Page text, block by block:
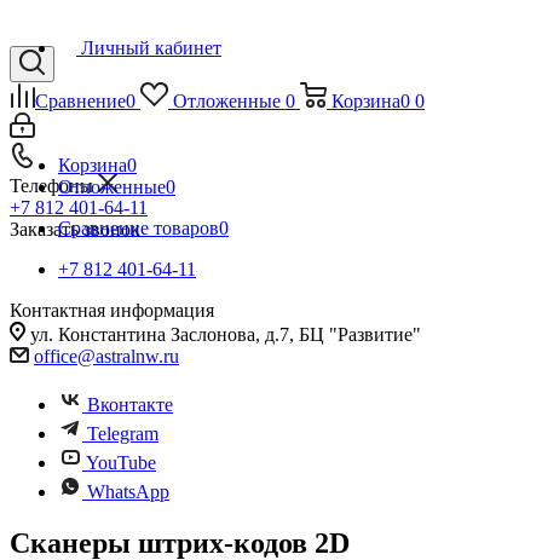
Сравнение0 Отложенные 0 Корзина0 0
Телефоны
+7 812 401-64-11
Заказать звонок
Личный кабинет
Корзина0
Отложенные0
Сравнение товаров0
+7 812 401-64-11
Контактная информация
ул. Константина Заслонова, д.7, БЦ "Развитие"
office@astralnw.ru
Вконтакте
Telegram
YouTube
WhatsApp
Сканеры штрих-кодов 2D